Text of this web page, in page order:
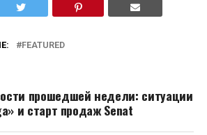
FEATURED
прошедшей недели: ситуации
и старт продаж Senat